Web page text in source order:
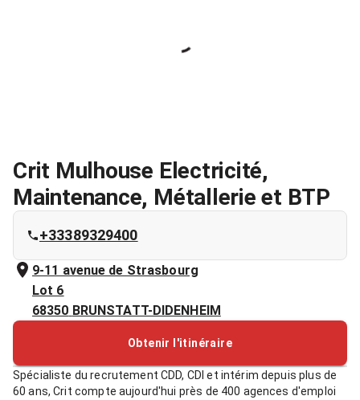
Crit Mulhouse Electricité,
Maintenance, Métallerie et BTP
+33389329400
9-11 avenue de Strasbourg
Lot 6
68350 BRUNSTATT-DIDENHEIM
Obtenir l'itinéraire
Spécialiste du recrutement CDD, CDI et intérim depuis plus de
60 ans, Crit compte aujourd'hui près de 400 agences d'emploi